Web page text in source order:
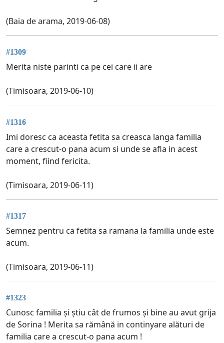
(Baia de arama, 2019-06-08)
#1309
Merita niste parinti ca pe cei care ii are
(Timisoara, 2019-06-10)
#1316
Imi doresc ca aceasta fetita sa creasca langa familia
care a crescut-o pana acum si unde se afla in acest
moment, fiind fericita.
(Timisoara, 2019-06-11)
#1317
Semnez pentru ca fetita sa ramana la familia unde este
acum.
(Timisoara, 2019-06-11)
#1323
Cunosc familia și știu cât de frumos și bine au avut grija
de Sorina ! Merita sa rămână in continyare alături de
familia care a crescut-o pana acum !